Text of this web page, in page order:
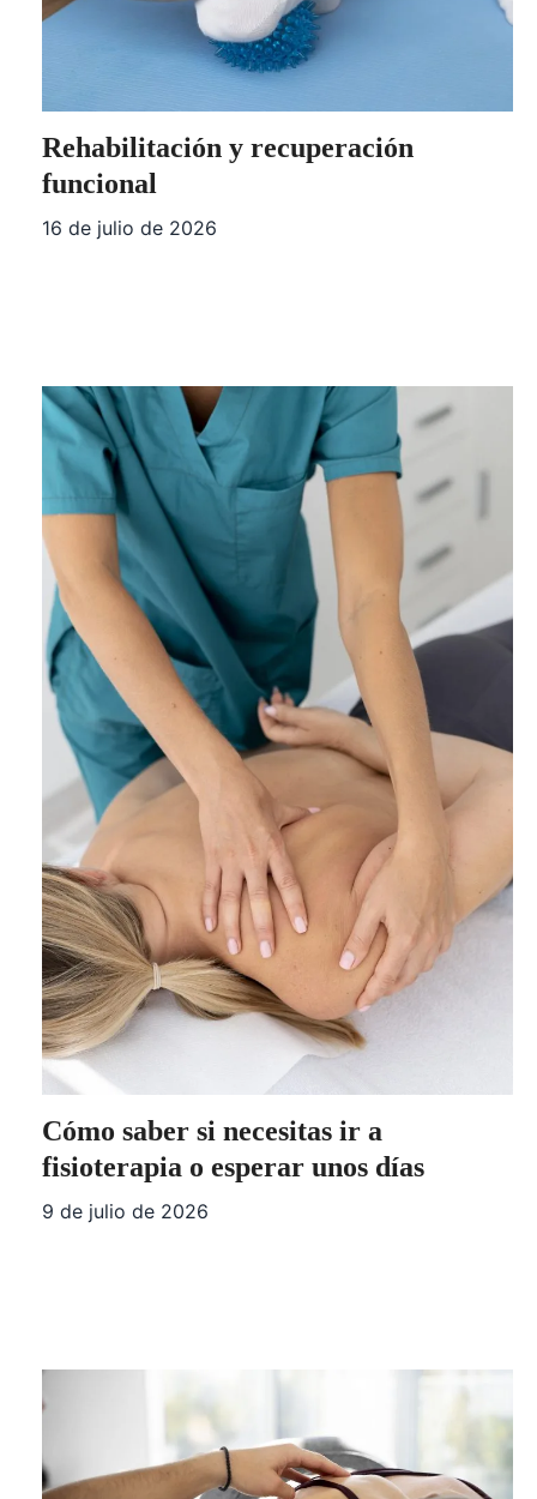
Rehabilitación y recuperación
funcional
16 de julio de 2026
Cómo saber si necesitas ir a
fisioterapia o esperar unos días
9 de julio de 2026